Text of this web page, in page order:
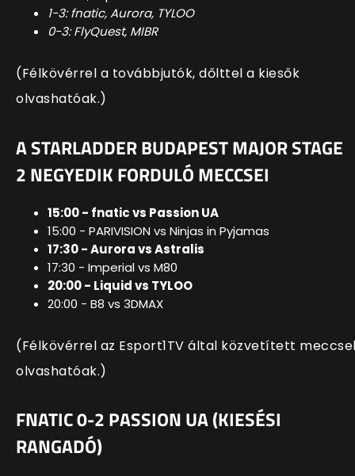
1-3: fnatic, Aurora, TYLOO
0-3: FlyQuest, MIBR
(Félkövérrel a továbbjutók, dőlttel a kiesők
olvashatóak.)
A STARLADDER BUDAPEST MAJOR STAGE
2 NEGYEDIK FORDULÓ MECCSEI
15:00 - fnatic vs Passion UA
15:00 - PARIVISION vs Ninjas in Pyjamas
17:30 - Aurora vs Astralis
17:30 - Imperial vs M80
20:00 - Liquid vs TYLOO
20:00 - B8 vs 3DMAX
(Félkövérrel az Esport1TV által közvetített
olvashatóak.)
FNATIC 0-2 PASSION UA (KIESÉSI
RANGADÓ)